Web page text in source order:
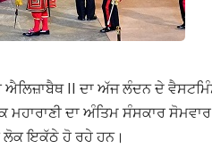
ਐਲਿਜ਼ਾਬੈਥ II ਦਾ ਅੱਜ ਲੰਦਨ ਦੇ
ਦਾ ਅੰਤਿਮ ਸੰਸਕਾਰ ਸੋਮਵਾਰ
ਲੋਕ ਇਕੱਠੇ ਹੋ ਰਹੇ ਹਨ।